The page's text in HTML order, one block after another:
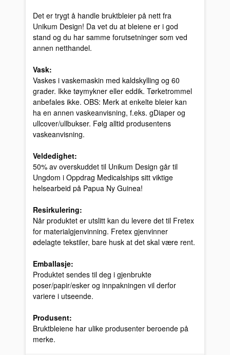
Det er trygt å handle bruktbleier på nett fra
Unikum Design! Da vet du at bleiene er i god
stand og du har samme forutsetninger som ved
annen netthandel.
Vask:
Vaskes i vaskemaskin med kaldskylling og 60
grader. Ikke tøymykner eller eddik. Tørketrommel
anbefales ikke. OBS: Merk at enkelte bleier kan
ha en annen vaskeanvisning, f.eks. gDiaper og
ullcover/ullbukser. Følg alltid produsentens
vaskeanvisning.
Veldedighet:
50% av overskuddet til Unikum Design går til
Ungdom i Oppdrag Medicalships sitt viktige
helsearbeid på Papua Ny Guinea!
Resirkulering:
Når produktet er utslitt kan du levere det til Fretex
for materialgjenvinning. Fretex gjenvinner
ødelagte tekstiler, bare husk at det skal være rent.
Emballasje:
Produktet sendes til deg i gjenbrukte
poser/papir/esker og innpakningen vil derfor
variere i utseende.
Produsent:
Bruktbleiene har ulike produsenter beroende på
merke.